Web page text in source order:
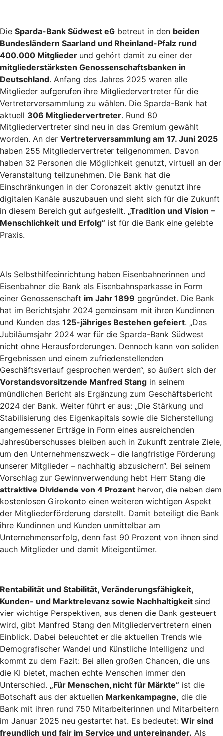
Die Sparda-Bank Südwest eG betreut in den beiden
Bundesländern Saarland und Rheinland-Pfalz rund
400.000 Mitglieder und gehört damit zu einer der
mitgliederstärksten Genossenschaftsbanken in
Deutschland. Anfang des Jahres 2025 waren alle
Mitglieder aufgerufen ihre Mitgliedervertreter für die
Vertreterversammlung zu wählen. Die Sparda-Bank hat
aktuell 306 Mitgliedervertreter. Rund 80
Mitgliedervertreter sind neu in das Gremium gewählt
worden. An der Vertreterversammlung am 17. Juni 2025
haben 255 Mitgliedervertreter teilgenommen. Davon
haben 32 Personen die Möglichkeit genutzt, virtuell an der
Veranstaltung teilzunehmen. Die Bank hat die
Einschränkungen in der Coronazeit aktiv genutzt ihre
digitalen Kanäle auszubauen und sieht sich für die Zukunft
in diesem Bereich gut aufgestellt. „Tradition und Vision –
Menschlichkeit und Erfolg“ ist für die Bank eine gelebte
Praxis.
Als Selbsthilfeeinrichtung haben Eisenbahnerinnen und
Eisenbahner die Bank als Eisenbahnsparkasse in Form
einer Genossenschaft im Jahr 1899 gegründet. Die Bank
hat im Berichtsjahr 2024 gemeinsam mit ihren Kundinnen
und Kunden das 125-jähriges Bestehen gefeiert. „Das
Jubiläumsjahr 2024 war für die Sparda-Bank Südwest
nicht ohne Herausforderungen. Dennoch kann von soliden
Ergebnissen und einem zufriedenstellenden
Geschäftsverlauf gesprochen werden“, so äußert sich der
Vorstandsvorsitzende Manfred Stang in seinem
mündlichen Bericht als Ergänzung zum Geschäftsbericht
2024 der Bank. Weiter führt er aus: „Die Stärkung und
Stabilisierung des Eigenkapitals sowie die Sicherstellung
angemessener Erträge in Form eines ausreichenden
Jahresüberschusses bleiben auch in Zukunft zentrale Ziele,
um den Unternehmenszweck – die langfristige Förderung
unserer Mitglieder – nachhaltig abzusichern“. Bei seinem
Vorschlag zur Gewinnverwendung hebt Herr Stang die
attraktive Dividende von 4 Prozent hervor, die neben dem
kostenlosen Girokonto einen weiteren wichtigen Aspekt
der Mitgliederförderung darstellt. Damit beteiligt die Bank
ihre Kundinnen und Kunden unmittelbar am
Unternehmenserfolg, denn fast 90 Prozent von ihnen sind
auch Mitglieder und damit Miteigentümer.
Rentabilität und Stabilität, Veränderungsfähigkeit,
Kunden- und Marktrelevanz sowie Nachhaltigkeit sind
vier wichtige Perspektiven, aus denen die Bank gesteuert
wird, gibt Manfred Stang den Mitgliedervertretern einen
Einblick. Dabei beleuchtet er die aktuellen Trends wie
Demografischer Wandel und Künstliche Intelligenz und
kommt zu dem Fazit: Bei allen großen Chancen, die uns
die KI bietet, machen echte Menschen immer den
Unterschied. „Für Menschen, nicht für Märkte“ ist die
Botschaft aus der aktuellen Markenkampagne, die die
Bank mit ihren rund 750 Mitarbeiterinnen und Mitarbeitern
im Januar 2025 neu gestartet hat. Es bedeutet: Wir sind
freundlich und fair im Service und untereinander. Als